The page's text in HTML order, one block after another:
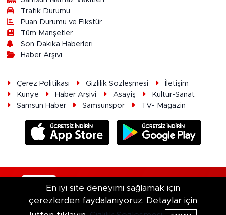
Trafik Durumu
Puan Durumu ve Fikstür
Tüm Manşetler
Son Dakika Haberleri
Haber Arşivi
Çerez Politikası Gizlilik Sözleşmesi
İletişim
Künye
Haber Arşivi Asayiş
Kültür-Sanat
Samsun Haber
Samsunspor TV- Magazin
En iyi site deneyimi sağlamak için
çerezlerden faydalanıyoruz. Detaylar için